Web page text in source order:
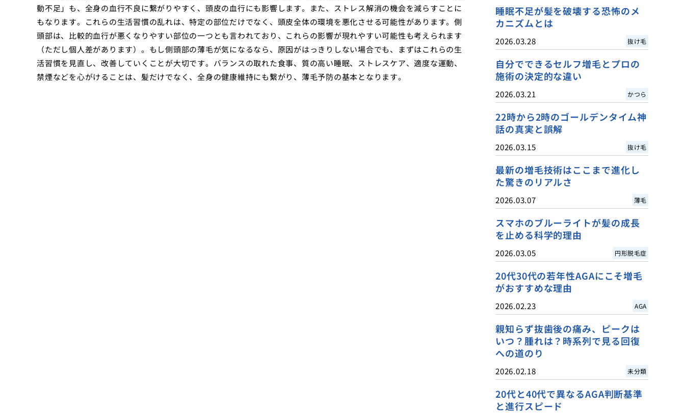
動不足」も、全身の血行不良に繋がりやすく、頭皮の血行にも影響します。また、ストレス解消の機会を減らすことに
もなります。これらの生活習慣の乱れは、特定の部位だけでなく、頭皮全体の環境を悪化させる可能性があります。側
頭部は、比較的血行が悪くなりやすい部位の一つとも言われており、これらの影響が現れやすい可能性も考えられます
（ただし個人差があります）。もし側頭部の薄毛が気になるなら、原因がはっきりしない場合でも、まずはこれらの生
活習慣を見直し、改善していくことが大切です。バランスの取れた食事、質の高い睡眠、ストレスケア、適度な運動、
禁煙などを心がけることは、髪だけでなく、全身の健康維持にも繋がり、薄毛予防の基本となります。
睡眠不足が髪を破壊する恐怖のメ
カニズムとは
2026.03.28 抜け毛
自分でできるセルフ増毛とプロの
施術の決定的な違い
2026.03.21 かつら
22時から2時のゴールデンタイム神
話の真実と誤解
2026.03.15 抜け毛
最新の増毛技術はここまで進化し
た驚きのリアルさ
2026.03.07 薄毛
スマホのブルーライトが髪の成長
を止める科学的理由
2026.03.05 円形脱毛症
20代30代の若年性AGAにこそ増毛
がおすすめな理由
2026.02.23 AGA
親知らず抜歯後の痛み、ピークは
いつ？腫れは？時系列で見る回復
への道のり
2026.02.18 未分類
20代と40代で異なるAGA判断基準
と進行スピード